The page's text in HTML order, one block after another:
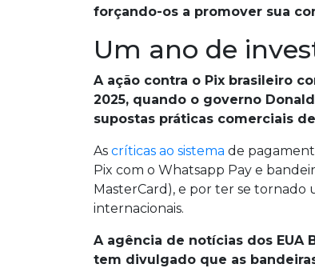
forçando-os a promover sua
Um ano de
A ação contra o Pix brasileiro
2025, quando o governo
supostas práticas comerciais
As críticas ao sistema de
Pix com o Whatsapp Pay e
MasterCard), e por ter se tornado
internacionais.
A agência de notícias dos EUA
tem divulgado que as